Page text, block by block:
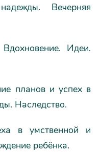
Вечерняя
Идеи.
планов и успех в
Наследство.
в умственной и
ребёнка.